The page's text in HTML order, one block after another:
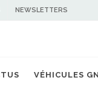
NEWSLETTERS
VÉHICULES